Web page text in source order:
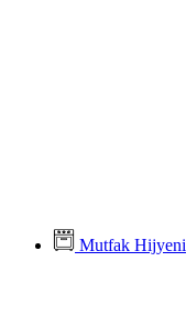
Mutfak Hijyeni